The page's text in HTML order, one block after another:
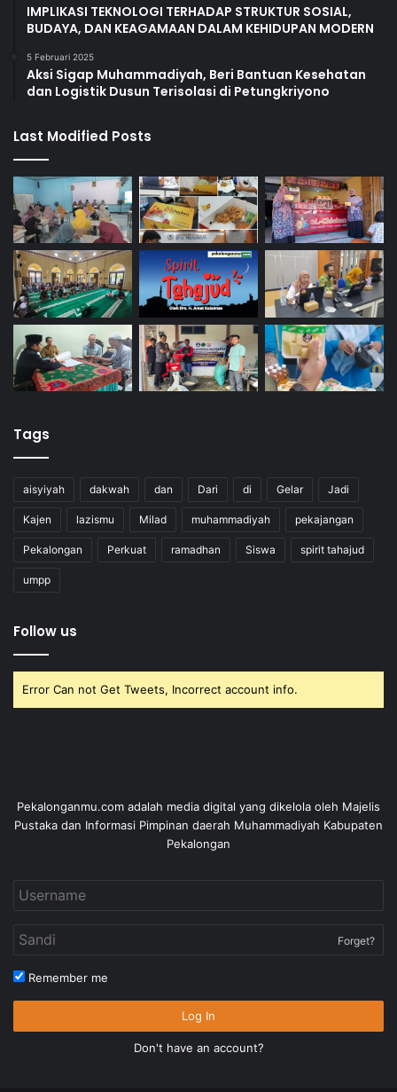
IMPLIKASI TEKNOLOGI TERHADAP STRUKTUR SOSIAL,
BUDAYA, DAN KEAGAMAAN DALAM KEHIDUPAN MODERN
5 Februari 2025
Aksi Sigap Muhammadiyah, Beri Bantuan Kesehatan
dan Logistik Dusun Terisolasi di Petungkriyono
Last Modified Posts
Tags
aisyiyah dakwah dan Dari di Gelar Jadi
Kajen lazismu Milad muhammadiyah pekajangan
Pekalongan Perkuat ramadhan Siswa spirit tahajud
umpp
Follow us
Error Can not Get Tweets, Incorrect account info.
Pekalonganmu.com adalah media digital yang dikelola oleh Majelis
Pustaka dan Informasi Pimpinan daerah Muhammadiyah Kabupaten
Pekalongan
Forget?
Remember me
Log In
Don't have an account?